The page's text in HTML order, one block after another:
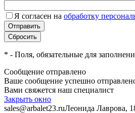
Я согласен на обработку
* - Поля, обязательные для
Сообщение отправлено
Ваше сообщение успешно
Вами свяжется наш специалист
Закрыть окно
sales@arbalet23.ruЛеонида Лаврова,